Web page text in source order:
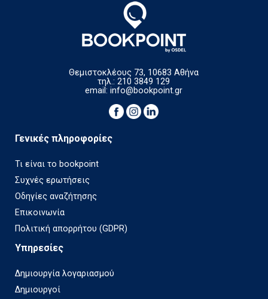
Θεμιστοκλέους 73, 10683 Αθήνα
τηλ.: 210 3849 129
email:info@bookpoint.gr
Γενικές πληροφορίες
Τι είναι το bookpoint
Συχνές ερωτήσεις
Οδηγίες αναζήτησης
Επικοινωνία
Πολιτική απορρήτου (GDPR)
Υπηρεσίες
Δημιουργία λογαριασμού
Δημιουργοί